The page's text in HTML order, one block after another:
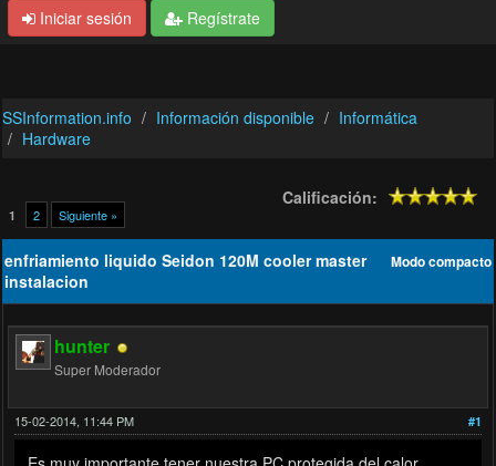
Iniciar sesión Regístrate
SSInformation.info Información disponible
Informática
Hardware
1 2 Siguiente »
Calificación:
Modo compacto
enfriamiento liquido Seidon 120M cooler master
instalacion
hunter
Super Moderador
#1
15-02-2014, 11:44 PM